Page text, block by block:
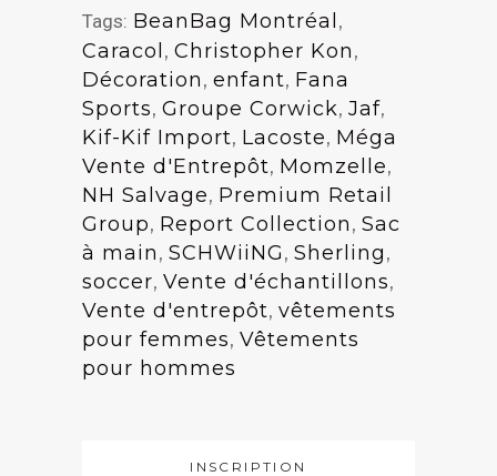
Tags: BeanBag Montréal ,
Caracol , Christopher Kon,
Décoration, enfant, Fana
Sports, Groupe Corwick, Jaf,
Kif-Kif Import, Lacoste, Méga
Vente d'Entrepôt, Momzelle,
NH Salvage, Premium Retail
Group, Report Collection, Sac
à main, SCHWiiNG, Sherling,
soccer, Vente d'échantillons,
Vente d'entrepôt, vêtements
pour femmes, Vêtements
pour hommes
INSCRIPTION